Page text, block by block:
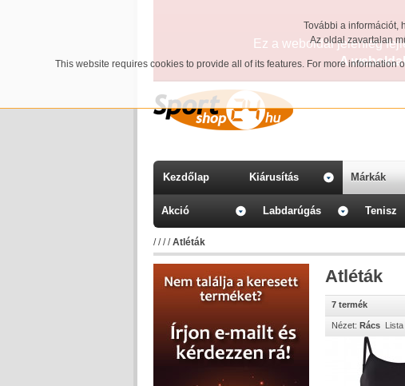
További a információt,
Az oldal zavartalan
This website requires cookies to provide all of its features. For more
Ez a weboldal jelenleg
A
Kezdőlap Kiárusítás Márkák
Akció Labdarúgás Tenisz
////Atléták
Atléták
7 termék
Nézet: Rács Lista